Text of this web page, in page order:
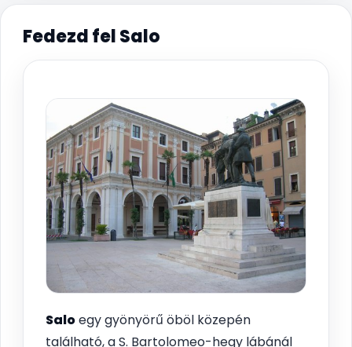
Fedezd fel Salo
Saloegy gyönyörű öböl közepén
található, a S. Bartolomeo-hegy lábánál